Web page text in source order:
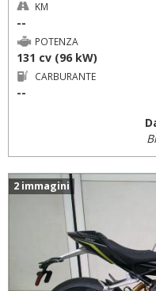
KM
--
POTENZA
131 cv (96 kW)
CARBURANTE
--
2 immagini